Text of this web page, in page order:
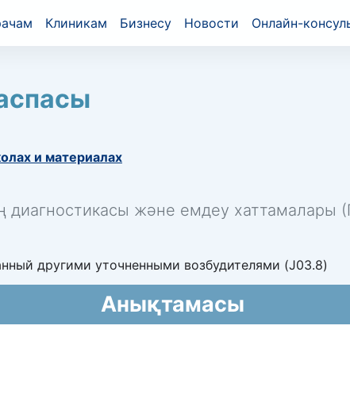
Клиникам Бизнесу Новости Онлайн-
и материалах
диагностикасы және емдеу хаттамалары
другими уточненными возбудителями (J03.8)
Анықтамасы